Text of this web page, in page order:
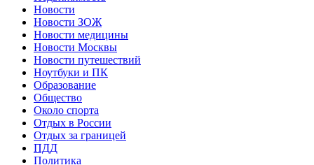
Новости
Новости ЗОЖ
Новости медицины
Новости Москвы
Новости путешествий
Ноутбуки и ПК
Образование
Общество
Около спорта
Отдых в России
Отдых за границей
ПДД
Политика